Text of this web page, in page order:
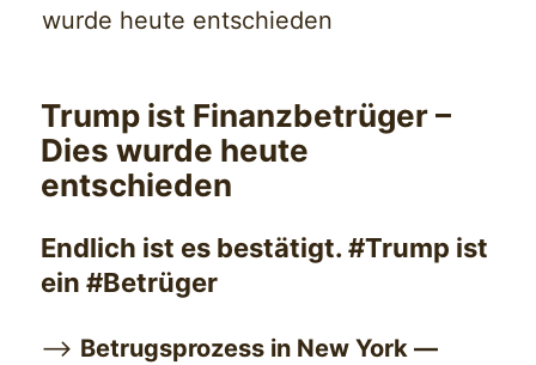
Trump ist Finanzbetrüger –
Dies wurde heute
entschieden
Endlich ist es bestätigt. #Trump ist
ein #Betrüger
—> Betrugsprozess in New York —